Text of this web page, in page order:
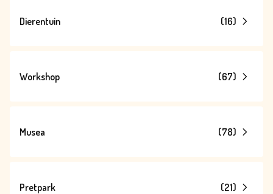
Dierentuin (16)
Workshop (67)
Musea (78)
Pretpark (21)